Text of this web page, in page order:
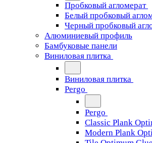
Пробковый агломерат
Белый пробковый
Черный пробковый
Алюминиевый профиль
Бамбуковые панели
Виниловая плитка
Виниловая плитка
Pergo
Pergo
Classic Plank
Modern Plank